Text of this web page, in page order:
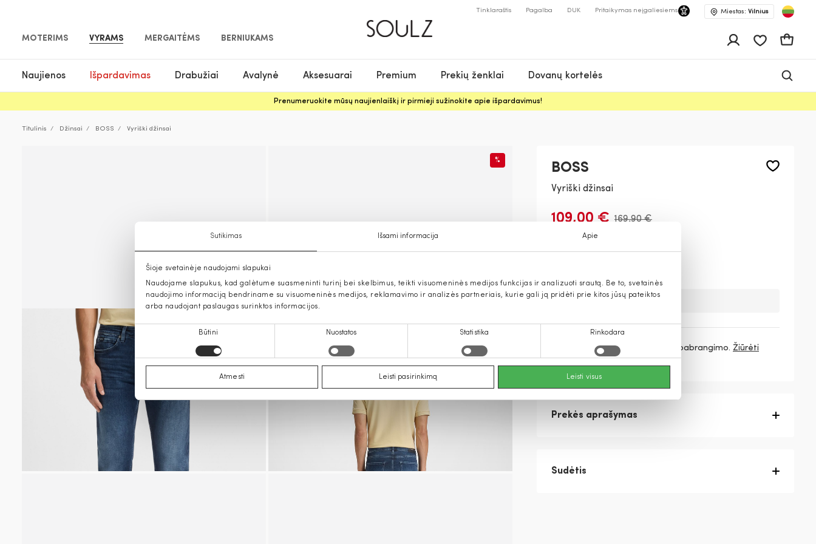
Sutikimas Išsami informacija Apie
Šioje svetainėje naudojami slapukai
Naudojame slapukus, kad galėtume suasmeninti turinį bei skelbimus, teikti visuomeninės medijos funkcijas ir analizuoti srautą. Be to, svetainės
naudojimo informaciją bendriname su visuomeninės medijos, reklamavimo ir analizės partneriais, kurie gali ją pridėti prie kitos jūsų pateiktos
arba naudojant paslaugas surinktos informacijos.
Būtini Nuostatos Statistika Rinkodara
Atmesti Leisti pasirinkimą Leisti visus
MOTERIMS VYRAMS MERGAITĖMS BERNIUKAMS
Tinklaraštis Pagalba DUK Pritaikymas neįgaliesiems Miestas: Vilnius
Pageidavimų
Naujienos Išpardavimas Drabužiai Avalynė Aksesuarai Premium Prekių ženklai Dovanų kortelės
Prenumeruokite mūsų naujienlaiškį ir pirmieji sužinokite apie išpardavimus!
Titulinis Džinsai BOSS Vyriški džinsai
%
BOSS
Vyriški džinsai
109,00 € 169,90 €
Deja, šios prekės nebeturime.
3 mokėjimai36,33 € / mėn. be pabrangimo. Žiūrėti
daugiau
Prekės aprašymas
Sudėtis